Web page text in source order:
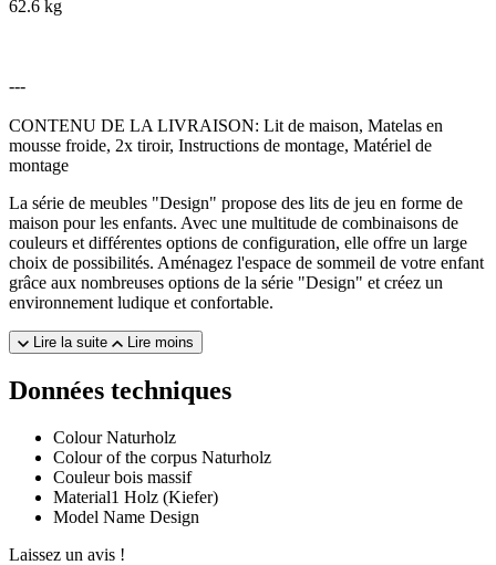
62.6 kg
---
CONTENU DE LA LIVRAISON: Lit de maison, Matelas en
mousse froide, 2x tiroir, Instructions de montage, Matériel de
montage
La série de meubles "Design" propose des lits de jeu en forme de
maison pour les enfants. Avec une multitude de combinaisons de
couleurs et différentes options de configuration, elle offre un large
choix de possibilités. Aménagez l'espace de sommeil de votre enfant
grâce aux nombreuses options de la série "Design" et créez un
environnement ludique et confortable.
Lire la suite Lire moins
Données techniques
Colour Naturholz
Colour of the corpus Naturholz
Couleur bois massif
Material1 Holz (Kiefer)
Model Name Design
Laissez un avis !